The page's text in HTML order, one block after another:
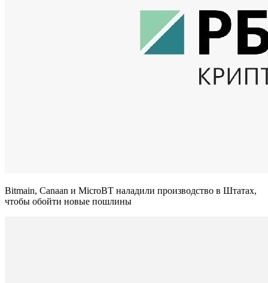
Bitmain, Canaan и MicroBT наладили производство в Штатах,
чтобы обойти новые пошлины